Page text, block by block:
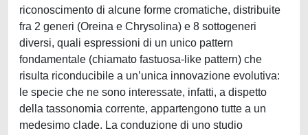
riconoscimento di alcune forme cromatiche, distribuite
fra 2 generi (Oreina e Chrysolina) e 8 sottogeneri
diversi, quali espressioni di un unico pattern
fondamentale (chiamato fastuosa-like pattern) che
risulta riconducibile a un’unica innovazione evolutiva:
le specie che ne sono interessate, infatti, a dispetto
della tassonomia corrente, appartengono tutte a un
medesimo clade. La conduzione di uno studio